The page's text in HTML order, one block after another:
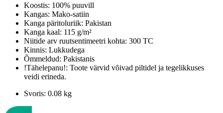
Koostis: 100% puuvill
Kangas: Mako-satiin
Kanga päritoluriik: Pakistan
Kanga kaal: 115 g/m²
Niitide arv ruutsentimeetri kohta: 300 TC
Kinnis: Lukkudega
Õmmeldud: Pakistanis
!Tähelepanu!: Toote värvid võivad piltidel ja tegelikkuses
veidi erineda.
Svoris: 0.08 kg